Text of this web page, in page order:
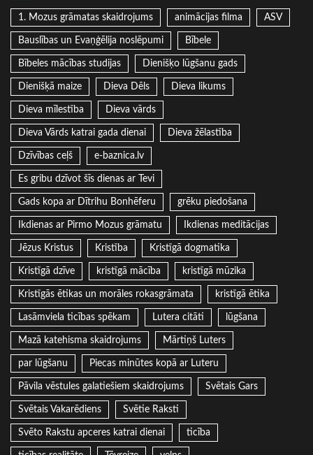
1. Mozus grāmatas skaidrojums animācijas filma ASV
Bauslības un Evaņģēlija noslēpumi Bībele
Bībeles mācības studijas Dienišķo lūgšanu gads
Dienišķā maize Dieva Dēls Dieva likums
Dieva mīlestība Dieva vārds
Dieva Vārds katrai gada dienai Dieva žēlastība
Dzīvības ceļš e-baznica.lv
Es gribu dzīvot šīs dienas ar Tevi
Gads kopa ar Dītrihu Bonhēferu grēku piedošana
Ikdienas ar Pirmo Mozus grāmatu Ikdienas meditācijas
Jēzus Kristus Kristība Kristīgā dogmatika
Kristīgā dzīve kristīgā mācība kristīgā mūzika
Kristīgās ētikas un morāles rokasgrāmata kristīgā ētika
Lasāmviela ticības spēkam Lutera citāti lūgšana
Mazā katehisma skaidrojums Mārtiņš Luters
par lūgšanu Piecas minūtes kopā ar Luteru
Pāvila vēstules galatiešiem skaidrojums Svētais Gars
Svētais Vakarēdiens Svētie Raksti
Svēto Rakstu apceres katrai dienai ticība